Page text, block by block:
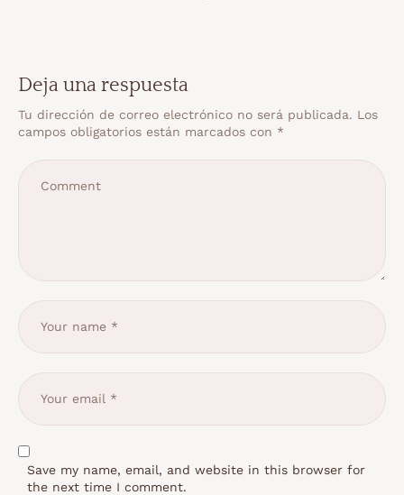
Deja una respuesta
Tu dirección de correo electrónico no será publicada. Los
campos obligatorios están marcados con *
Save my name, email, and website in this browser for
the next time I comment.